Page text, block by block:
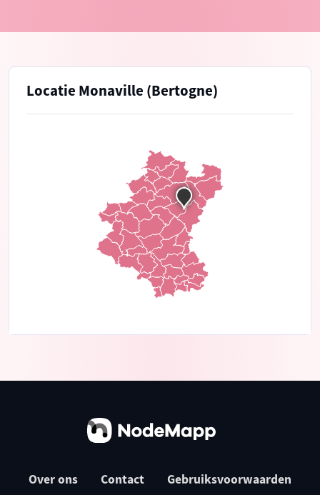
Locatie Monaville (Bertogne)
Over ons Contact Gebruiksvoorwaarden